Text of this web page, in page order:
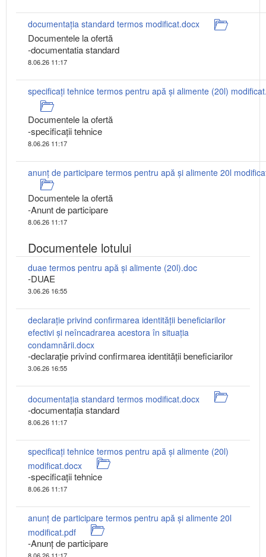
documentația standard termos modificat.docx
Documentele la ofertă
-documentatia standard
8.06.26 11:17
specificați tehnice termos pentru apă și alimente (20l)
Documentele la ofertă
-specificații tehnice
8.06.26 11:17
anunț de participare termos pentru apă și alimente 20l
Documentele la ofertă
-Anunt de participare
8.06.26 11:17
Documentele lotului
duae termos pentru apă și alimente (20l).doc
-DUAE
3.06.26 16:55
declaraţie privind confirmarea identității beneficiarilor
efectivi și neîncadrarea acestora în situația
condamnării.docx
-declarație privind confirmarea identității beneficiarilor
3.06.26 16:55
documentația standard termos modificat.docx
-documentația standard
8.06.26 11:17
specificați tehnice termos pentru apă și alimente (20l)
modificat.docx
-specificații tehnice
8.06.26 11:17
anunț de participare termos pentru apă și alimente 20l
modificat.pdf
-Anunț de participare
8.06.26 11:17